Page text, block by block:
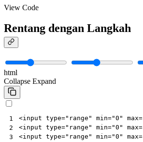
View Code
Rentang dengan Langkah
html
Collapse Expand
1
2
3
<input type="range" min="0" max=
<input type="range" min="0" max=
<input type="range" min="0" max=